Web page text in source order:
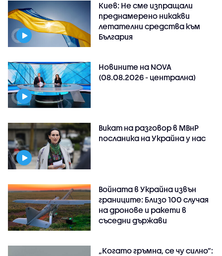
Киев: Не сме изпращали
преднамерено никакви
летателни средства към
България
Новините на NOVA
(08.08.2026 - централна)
Викат на разговор в МВнР
посланика на Украйна у нас
Войната в Украйна извън
границите: Близо 100 случая
на дронове и ракети в
съседни държави
„Когато гръмна, се чу силно“: